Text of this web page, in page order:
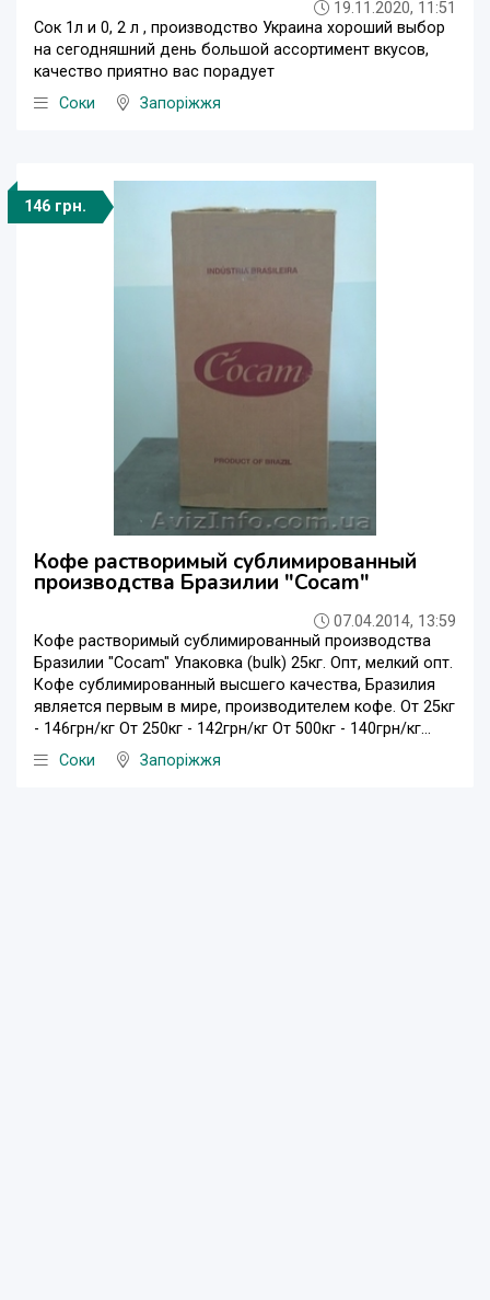
19.11.2020, 11:51
Сок 1л и 0, 2 л , производство Украина хороший выбор
на сегодняшний день большой ассортимент вкусов,
качество приятно вас порадует
Соки
Запоріжжя
146 грн.
Кофе растворимый сублимированный
производства Бразилии "Cocam"
07.04.2014, 13:59
Кофе растворимый сублимированный производства
Бразилии "Cocam" Упаковка (bulk) 25кг. Опт, мелкий опт.
Кофе сублимированный высшего качества, Бразилия
является первым в мире, производителем кофе. От 25кг
- 146грн/кг От 250кг - 142грн/кг От 500кг - 140грн/кг...
Соки
Запоріжжя